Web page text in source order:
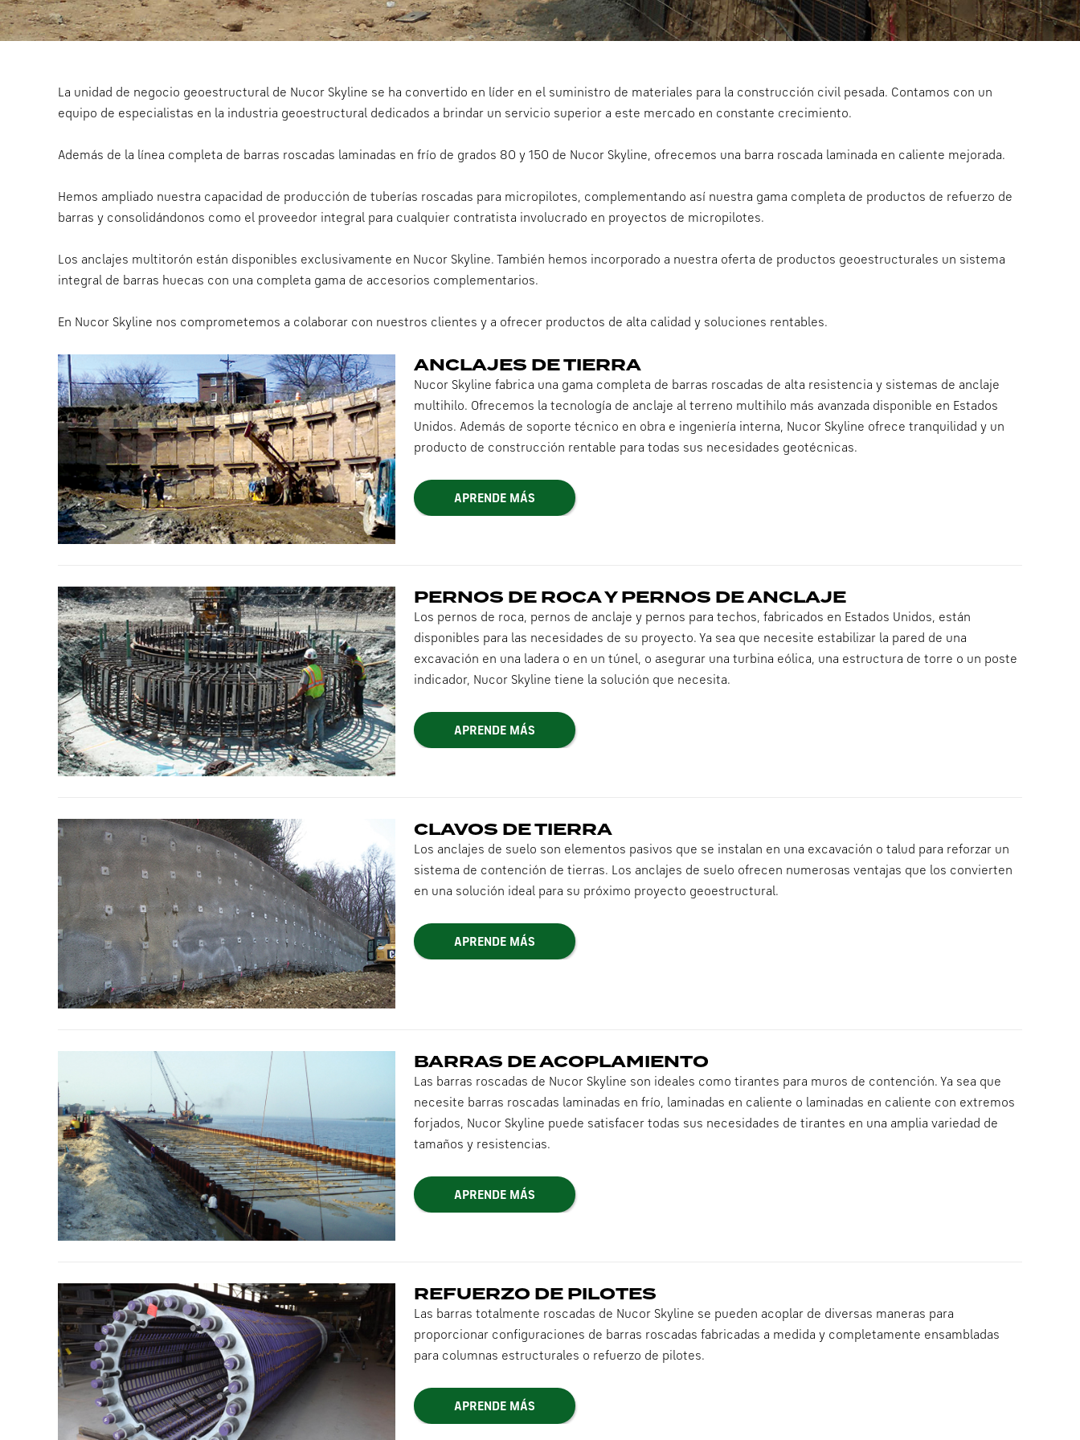
La unidad de negocio geoestructural de Nucor Skyline se ha convertido en líder en el suministro de materiales para la construcción civil pesada. Contamos con un
equipo de especialistas en la industria geoestructural dedicados a brindar un servicio superior a este mercado en constante crecimiento.
Además de la línea completa de barras roscadas laminadas en frío de grados 80 y 150 de Nucor Skyline, ofrecemos una barra roscada laminada en caliente mejorada.
Hemos ampliado nuestra capacidad de producción de tuberías roscadas para micropilotes, complementando así nuestra gama completa de productos de refuerzo de
barras y consolidándonos como el proveedor integral para cualquier contratista involucrado en proyectos de micropilotes.
Los anclajes multitorón están disponibles exclusivamente en Nucor Skyline. También hemos incorporado a nuestra oferta de productos geoestructurales un sistema
integral de barras huecas con una completa gama de accesorios complementarios.
En Nucor Skyline nos comprometemos a colaborar con nuestros clientes y a ofrecer productos de alta calidad y soluciones rentables.
ANCLAJES DE TIERRA
Nucor Skyline fabrica una gama completa de barras roscadas de alta resistencia y sistemas de anclaje
multihilo. Ofrecemos la tecnología de anclaje al terreno multihilo más avanzada disponible en Estados
Unidos. Además de soporte técnico en obra e ingeniería interna, Nucor Skyline ofrece tranquilidad y un
producto de construcción rentable para todas sus necesidades geotécnicas.
APRENDE MÁS
PERNOS DE ROCA Y PERNOS DE ANCLAJE
Los pernos de roca, pernos de anclaje y pernos para techos, fabricados en Estados Unidos, están
disponibles para las necesidades de su proyecto. Ya sea que necesite estabilizar la pared de una
excavación en una ladera o en un túnel, o asegurar una turbina eólica, una estructura de torre o un poste
indicador, Nucor Skyline tiene la solución que necesita.
APRENDE MÁS
CLAVOS DE TIERRA
Los anclajes de suelo son elementos pasivos que se instalan en una excavación o talud para reforzar un
sistema de contención de tierras. Los anclajes de suelo ofrecen numerosas ventajas que los convierten
en una solución ideal para su próximo proyecto geoestructural.
APRENDE MÁS
BARRAS DE ACOPLAMIENTO
Las barras roscadas de Nucor Skyline son ideales como tirantes para muros de contención. Ya sea que
necesite barras roscadas laminadas en frío, laminadas en caliente o laminadas en caliente con extremos
forjados, Nucor Skyline puede satisfacer todas sus necesidades de tirantes en una amplia variedad de
tamaños y resistencias.
APRENDE MÁS
REFUERZO DE PILOTES
Las barras totalmente roscadas de Nucor Skyline se pueden acoplar de diversas maneras para
proporcionar configuraciones de barras roscadas fabricadas a medida y completamente ensambladas
para columnas estructurales o refuerzo de pilotes.
APRENDE MÁS